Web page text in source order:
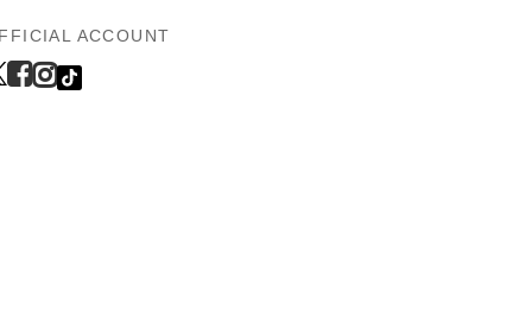
ACCOUNT